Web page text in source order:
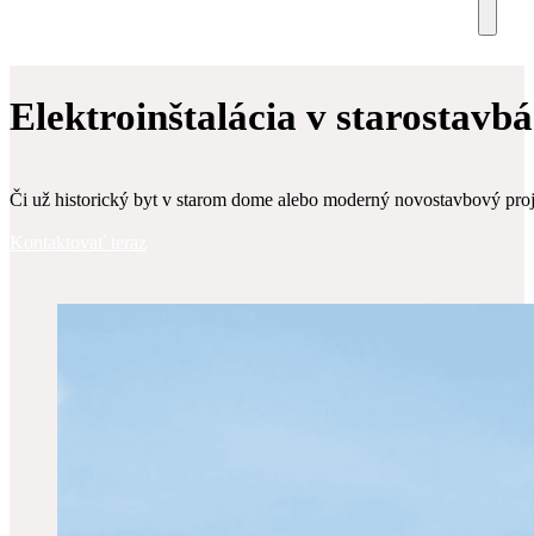
Elektroinštalácia v
Či už historický byt v starom dome alebo moderný novostavbový